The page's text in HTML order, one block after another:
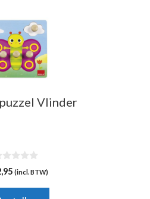
Vlinder
(incl. BTW)